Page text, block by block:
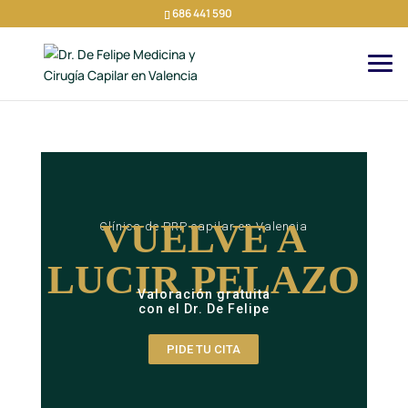
686 441 590
Clínica de PRP capilar en Valencia
VUELVE A
LUCIR PELAZO
Valoración gratuita
con el Dr. De Felipe
PIDE TU CITA